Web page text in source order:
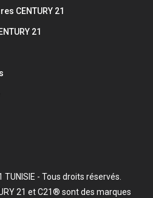
CENTURY 21
21
TUNISIE - Tous droits réservés.
21 et C21® sont des marques